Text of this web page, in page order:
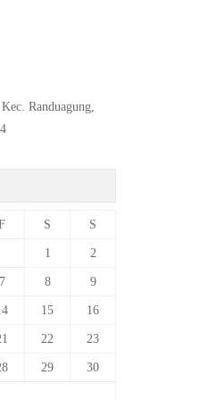
Randuagung,
S S
1 2
7 8 9
15 16
22 23
29 30